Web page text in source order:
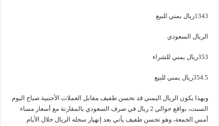
1343ريال يمني للبيع
الريال السعودي
353ريال يمني للشراء
354.5ريال يمني للبيع
وبهذا يكون الريال اليمني قد تحسن طفيف مقابل العملات الأجنبية صباح اليوم
السبت، بواقع حوالي 2 ريال في صرف السعودي بالمقارنة مع أسعار مساء
أمس الجمعة، وهو تحسن طفيف يأتي بعد إنهيار سجله الريال خلال الأيام